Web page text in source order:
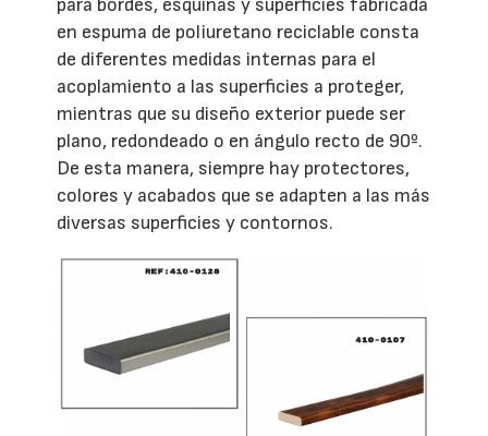
en espuma de poliuretano reciclable consta
de diferentes medidas internas para el
acoplamiento a las superficies a proteger,
mientras que su diseño exterior puede ser
plano, redondeado o en ángulo recto de 90º.
De esta manera, siempre hay protectores,
colores y acabados que se adapten a las más
diversas superficies y contornos.